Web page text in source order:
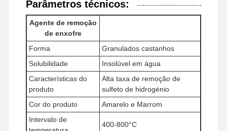
Casa Produtos Vídeos
Somos
Parâmetros técnicos:
Agente de remoção
de enxofre
Forma
Granulados castanhos
Solubilidade
Insolúvel em água
Características do
produto
Alta taxa de remoção de
sulfeto de hidrogénio
Cor do produto
Amarelo e Marrom
Intervalo de
400-800°C